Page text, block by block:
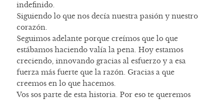
indefinido.
Siguiendo lo que nos decía nuestra pasión y nuestro
corazón.
Seguimos adelante porque creímos que lo que
estábamos haciendo valía la pena. Hoy estamos
creciendo, innovando gracias al esfuerzo y a esa
fuerza más fuerte que la razón. Gracias a que
creemos en lo que hacemos.
Vos sos parte de esta historia. Por eso te queremos